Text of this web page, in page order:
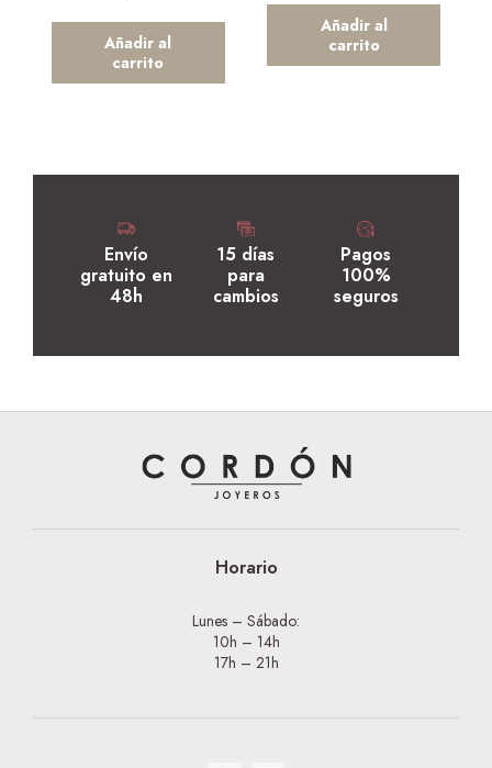
Añadir al
carrito
Añadir al
carrito
Envío
gratuito en
48h
15 días
para
cambios
Pagos
100%
seguros
Horario
Lunes – Sábado:
10h – 14h
17h – 21h